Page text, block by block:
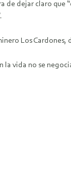
de dejar claro que
Los Cardones,
la vida no se